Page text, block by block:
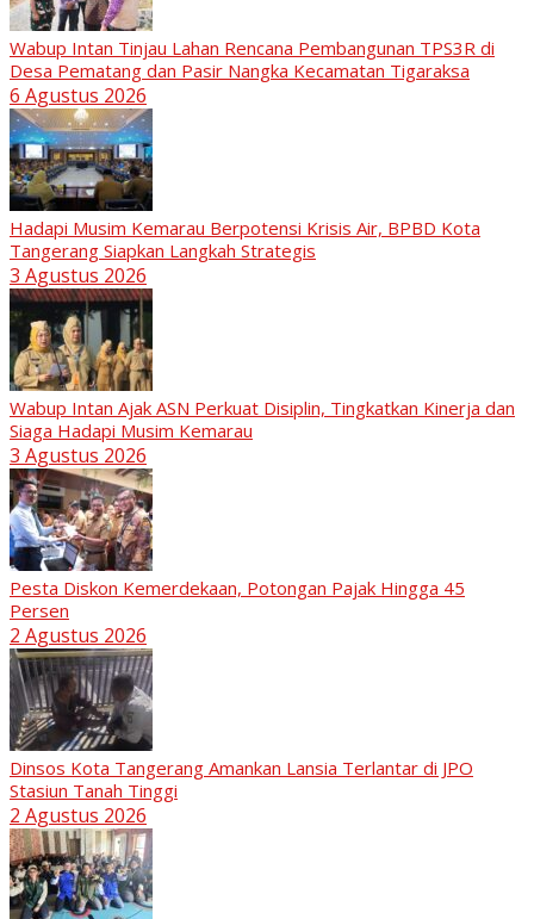
Wabup Intan Tinjau Lahan Rencana Pembangunan TPS3R di
Desa Pematang dan Pasir Nangka Kecamatan Tigaraksa
6 Agustus 2026
Hadapi Musim Kemarau Berpotensi Krisis Air, BPBD Kota
Tangerang Siapkan Langkah Strategis
3 Agustus 2026
Wabup Intan Ajak ASN Perkuat Disiplin, Tingkatkan Kinerja dan
Siaga Hadapi Musim Kemarau
3 Agustus 2026
Pesta Diskon Kemerdekaan, Potongan Pajak Hingga 45
Persen
2 Agustus 2026
Dinsos Kota Tangerang Amankan Lansia Terlantar di JPO
Stasiun Tanah Tinggi
2 Agustus 2026